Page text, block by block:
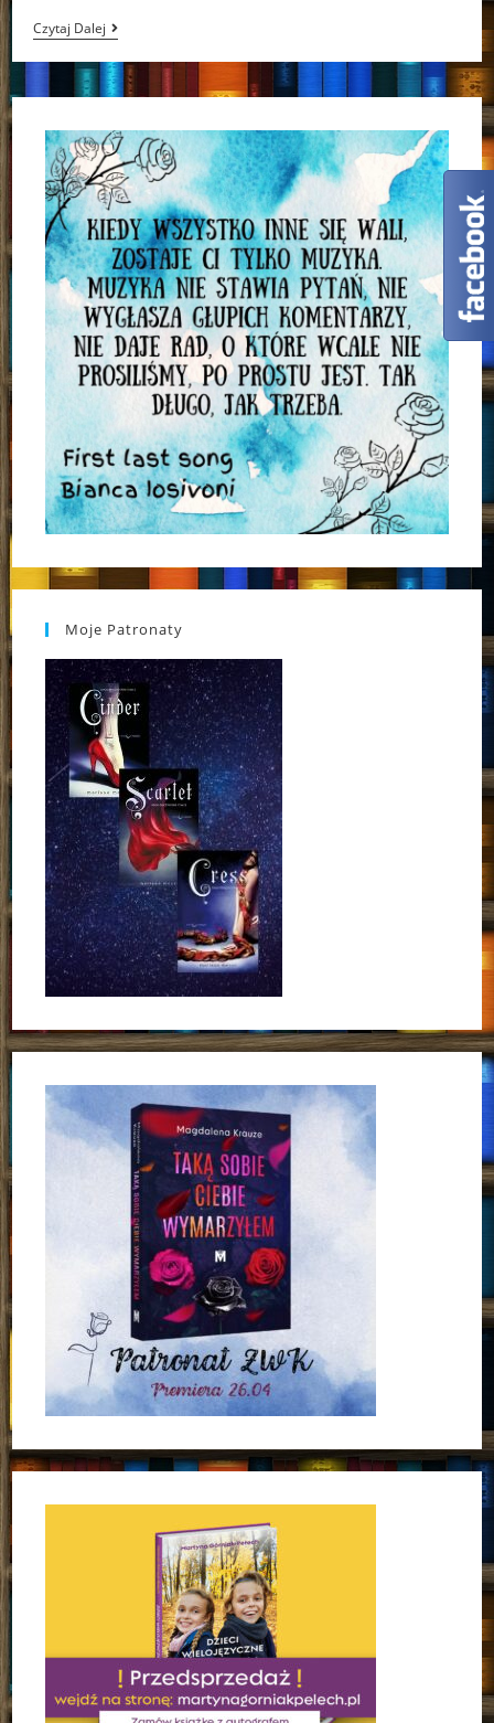
Czytaj Dalej„Rok
W
Poziomce”
–
Katarzyna
Moje Patronaty